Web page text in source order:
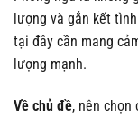
lượng và gắn kết
tại đây cần mang
lượng mạnh.
Về chủ đề, nên chọn